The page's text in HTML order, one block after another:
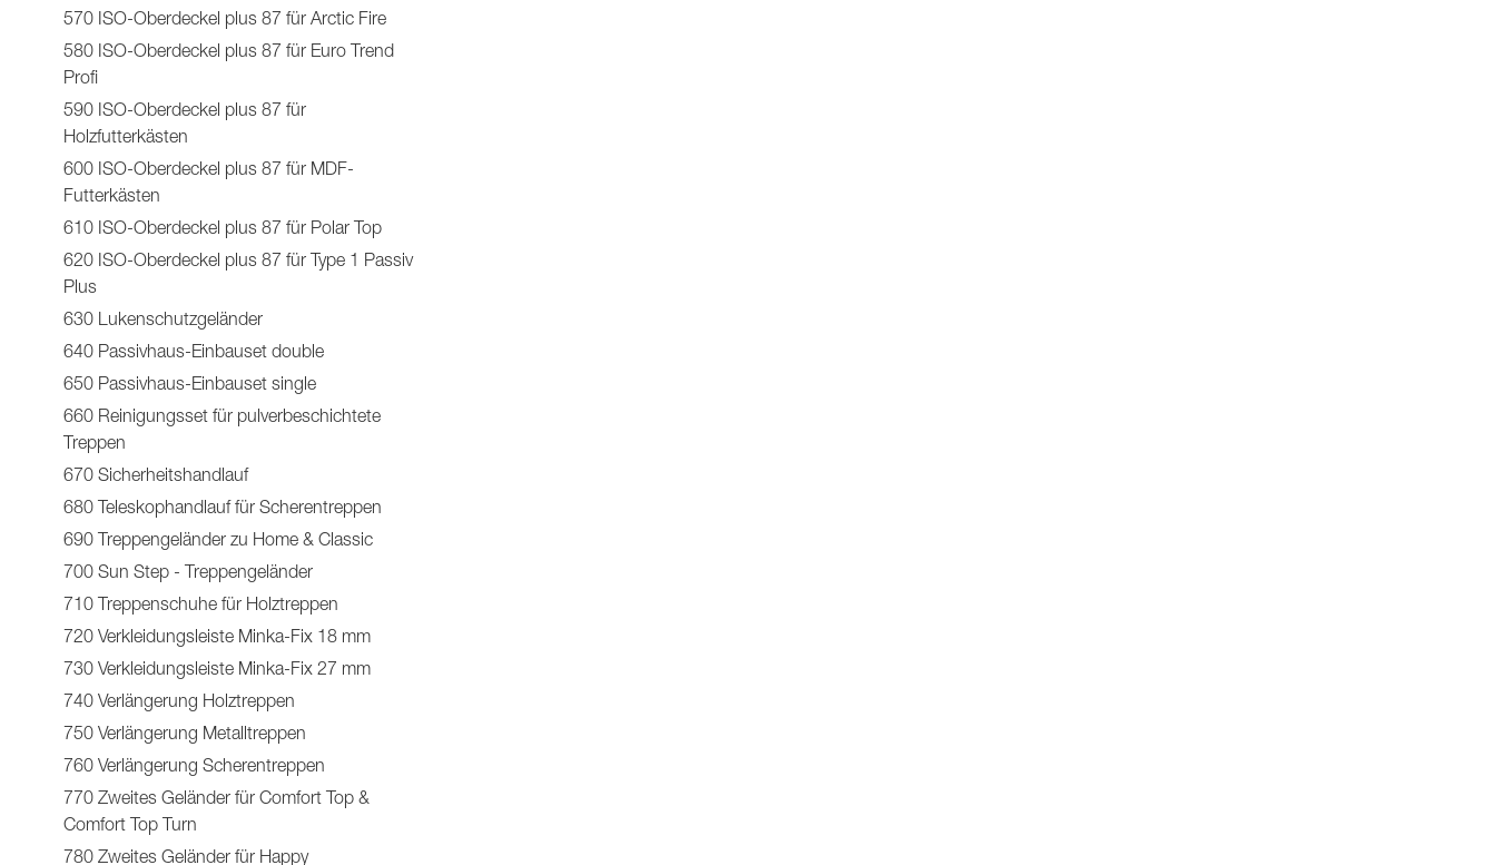
570 ISO-Oberdeckel plus 87 für Arctic Fire
580 ISO-Oberdeckel plus 87 für Euro Trend
Profi
590 ISO-Oberdeckel plus 87 für
Holzfutterkästen
600 ISO-Oberdeckel plus 87 für MDF-
Futterkästen
610 ISO-Oberdeckel plus 87 für Polar Top
620 ISO-Oberdeckel plus 87 für Type 1 Passiv
Plus
630 Lukenschutzgeländer
640 Passivhaus-Einbauset double
650 Passivhaus-Einbauset single
660 Reinigungsset für pulverbeschichtete
Treppen
670 Sicherheitshandlauf
680 Teleskophandlauf für Scherentreppen
690 Treppengeländer zu Home & Classic
700 Sun Step - Treppengeländer
710 Treppenschuhe für Holztreppen
720 Verkleidungsleiste Minka-Fix 18 mm
730 Verkleidungsleiste Minka-Fix 27 mm
740 Verlängerung Holztreppen
750 Verlängerung Metalltreppen
760 Verlängerung Scherentreppen
770 Zweites Geländer für Comfort Top &
Comfort Top Turn
780 Zweites Geländer für Happy